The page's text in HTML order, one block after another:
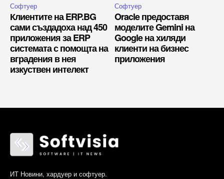
Софтуер
Клиентите на ERP.BG
сами създадоха над 450
приложения за ERP
системата с помощта на
вградения в нея
изкуствен интелект
Софтуер
Oracle предоставя
моделите Gemini на
Google на хиляди
клиенти на бизнес
приложения
ИТ Новини, хардуер и софтуер.